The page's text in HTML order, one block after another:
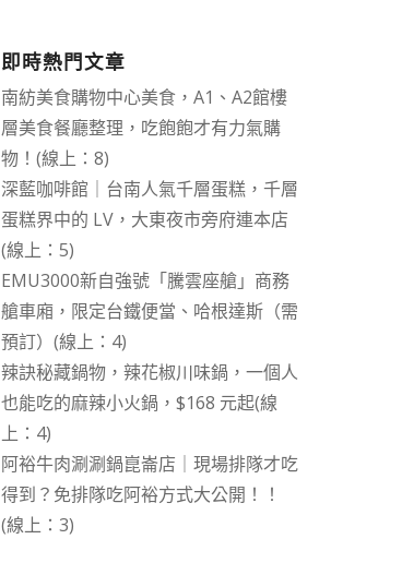
即時熱門文章
南紡美食購物中心美食，A1、A2館樓
層美食餐廳整理，吃飽飽才有力氣購
物！(線上：8)
深藍咖啡館｜台南人氣千層蛋糕，千層
蛋糕界中的 LV，大東夜市旁府連本店
(線上：5)
EMU3000新自強號「騰雲座艙」商務
艙車廂，限定台鐵便當、哈根達斯（需
預訂）(線上：4)
辣訣秘藏鍋物，辣花椒川味鍋，一個人
也能吃的麻辣小火鍋，$168 元起(線
上：4)
阿裕牛肉涮涮鍋崑崙店｜現場排隊才吃
得到？免排隊吃阿裕方式大公開！！
(線上：3)